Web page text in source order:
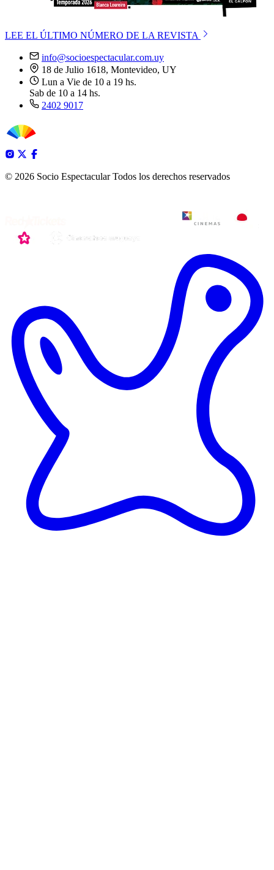
LEE EL ÚLTIMO NÚMERO DE LA REVISTA
info@socioespectacular.com.uy
18 de Julio 1618, Montevideo, UY
Lun a Vie de 10 a 19 hs.
Sab de 10 a 14 hs.
2402 9017
© 2026 Socio Espectacular Todos los derechos reservados